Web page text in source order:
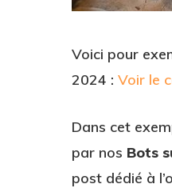
Voici pour
2024 : Voir le
Dans cet
par nos Bots
post dédié à